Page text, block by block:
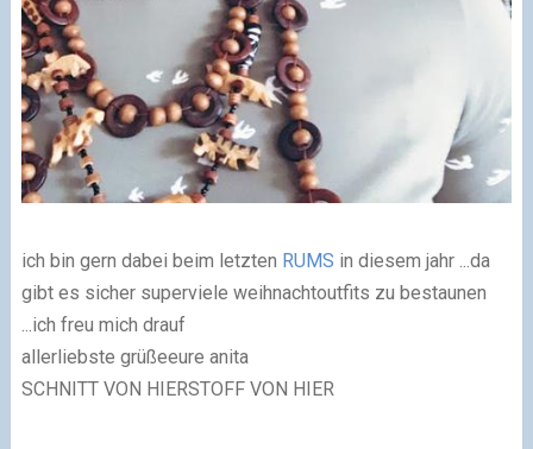
ich bin gern dabei beim letzten RUMS in diesem jahr ...da
gibt es sicher superviele weihnachtoutfits zu bestaunen
...ich freu mich drauf
allerliebste grüßeeure anita
SCHNITT VON HIERSTOFF VON HIER